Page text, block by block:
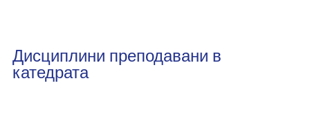
Дисциплини преподавани в
катедрата